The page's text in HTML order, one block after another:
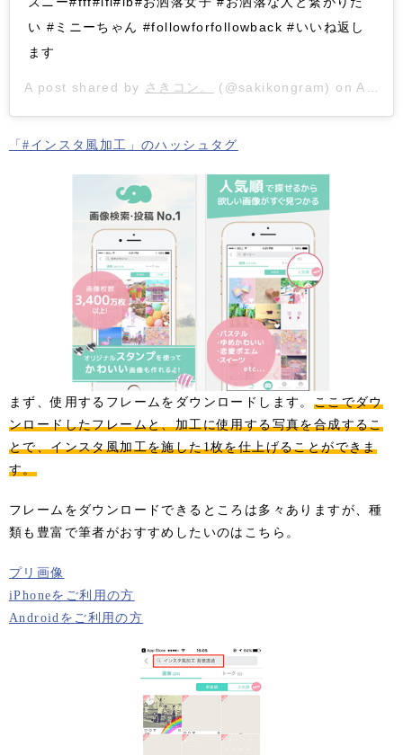
い #ミニーちゃん #followforfollowback #いいね返し
ます
A post shared by さきコン。 (@sakikongram) on Apr 19, 2019 at 2:17am PDT
「#インスタ風加工」のハッシュタグ
まず、使用するフレームをダウンロードします。 ここでダウ
ンロードしたフレームと、加工に使用する写真を合成するこ
とで、インスタ風加工を施した1枚を仕上げることができま
す。
フレームをダウンロードできるところは多々ありますが、種
類も豊富で筆者がおすすめしたいのはこちら。
プリ画像
iPhoneをご利用の方
Androidをご利用の方